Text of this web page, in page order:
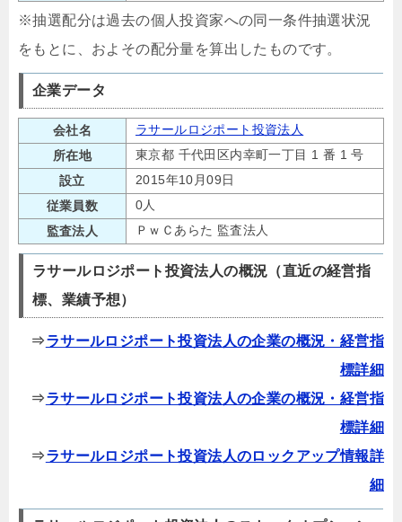
※抽選配分は過去の個人投資家への同一条件抽選状況
をもとに、およその配分量を算出したものです。
企業データ
会社名
ラサールロジポート投資法人
所在地
東京都 千代田区内幸町一丁目 1 番 1 号
設立
2015年10月09日
従業員数
0人
監査法人
ＰｗＣあらた 監査法人
ラサールロジポート投資法人の概況（直近の経営指
標、業績予想）
⇒ラサールロジポート投資法人の企業の概況・経営指
標詳細
⇒ラサールロジポート投資法人の企業の概況・経営指
標詳細
⇒ラサールロジポート投資法人のロックアップ情報詳
細